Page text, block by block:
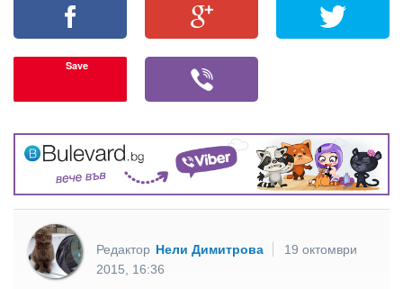
Save
Редактор Нели Димитрова
19 октомври
2015, 16:36